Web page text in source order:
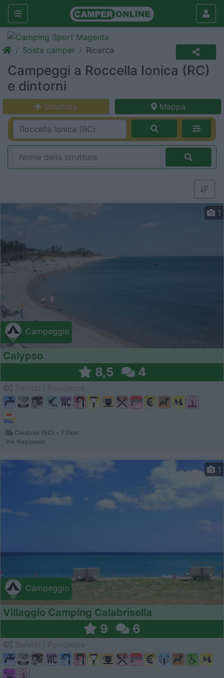
Sosta camper Ricerca
Campeggi a Roccella Ionica (RC)
e dintorni
Struttura Mappa
Campeggio
1
Calypso
8,5 4
Caulonia (RC) - 7.5km
Via Nazionale
Campeggio
1
Villaggio Camping Calabrisella
9 6